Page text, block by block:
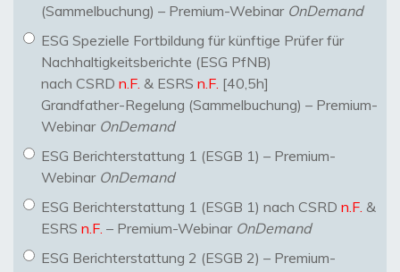
(Sammelbuchung) – Premium-Webinar OnDemand
ESG Spezielle Fortbildung für künftige Prüfer für
Nachhaltigkeitsberichte (ESG PfNB)
nach CSRD n.F. & ESRS n.F. [40,5h]
Grandfather-Regelung (Sammelbuchung) – Premium-
Webinar OnDemand
ESG Berichterstattung 1 (ESGB 1) – Premium-
Webinar OnDemand
ESG Berichterstattung 1 (ESGB 1) nach CSRD n.F. &
ESRS n.F. – Premium-Webinar OnDemand
ESG Berichterstattung 2 (ESGB 2) – Premium-